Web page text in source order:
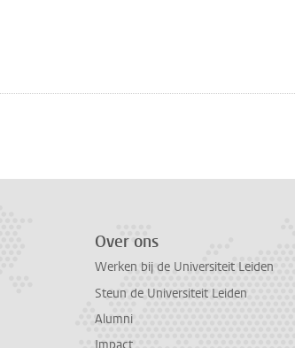
Over ons
Werken bij de Universiteit Leiden
Steun de Universiteit Leiden
Alumni